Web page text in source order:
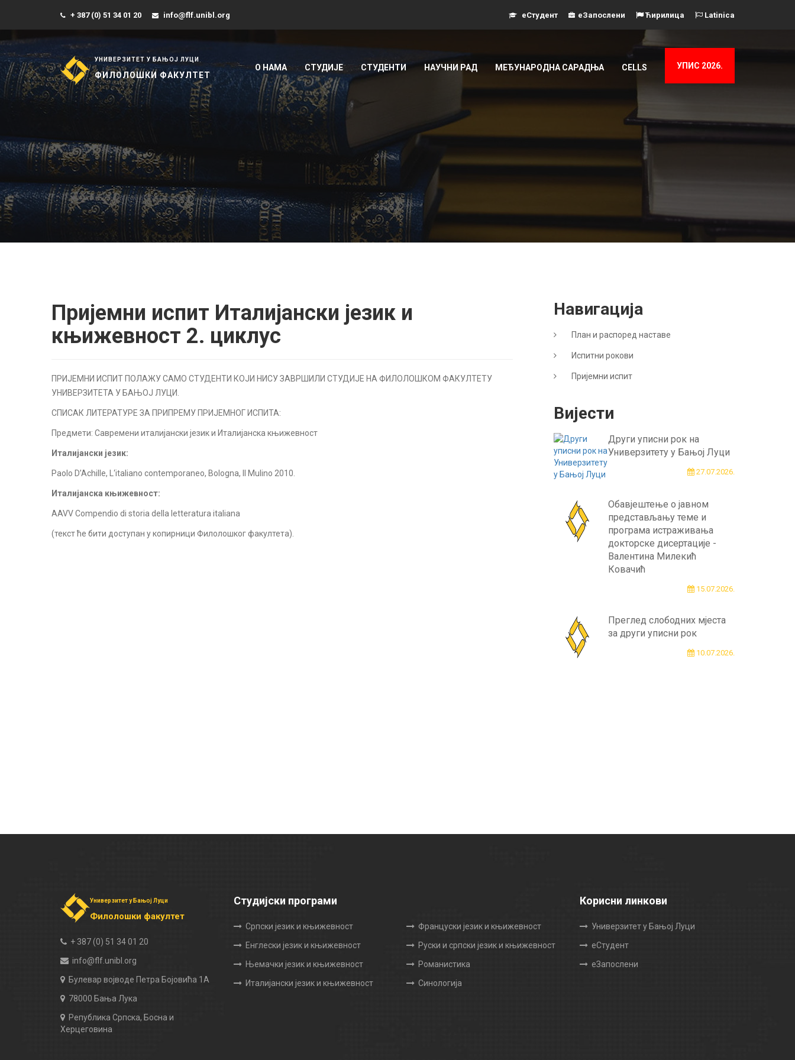
+ 387 (0) 51 34 01 20 info@flf.unibl.org еСтудент еЗапослени Ћирилица Latinica
УНИВЕРЗИТЕТ У БАЊОЈ ЛУЦИ
ФИЛОЛОШКИ ФАКУЛТЕТ
О НАМА СТУДИЈЕ СТУДЕНТИ НАУЧНИ РАД МЕЂУНАРОДНА САРАДЊА CELLS УПИС 2026.
Пријемни испит Италијански језик и
књижевност 2. циклус
ПРИЈЕМНИ ИСПИТ ПОЛАЖУ САМО СТУДЕНТИ КОЈИ НИСУ ЗАВРШИЛИ СТУДИЈЕ НА ФИЛОЛОШКОМ ФАКУЛТЕТУ
УНИВЕРЗИТЕТА У БАЊОЈ ЛУЦИ.
СПИСАК ЛИТЕРАТУРЕ ЗА ПРИПРЕМУ ПРИЈЕМНОГ ИСПИТА:
Предмети: Савремени италијански језик и Италијанска књижевност
Италијански језик:
Paolo D’Achille, L‘italiano contemporaneo, Bologna, Il Mulino 2010.
Италијанска књижевност:
AAVV Compendio di storia della letteratura italiana
(текст ће бити доступан у копирници Филолошког факултета).
Навигација
План и распоред наставе
Испитни рокови
Пријемни испит
Вијести
Други уписни рок на
Универзитету у Бањој Луци
27.07.2026.
Обавјештење о јавном
представљању теме и
програма истраживања
докторске дисертације -
Валентина Милекић
Ковачић
15.07.2026.
Преглед слободних мјеста
за други уписни рок
10.07.2026.
Универзитет у Бањој Луци
Филолошки факултет
+ 387 (0) 51 34 01 20
info@flf.unibl.org
Булевар војводе Петра Бојовића 1А
78000 Бања Лука
Република Српска, Босна и
Херцеговина
Студијски програми
Српски језик и књижевност
Енглески језик и књижевност
Њемачки језик и књижевност
Италијански језик и књижевност
Француски језик и књижевност
Руски и српски језик и књижевност
Романистика
Синологија
Корисни линкови
Универзитет у Бањој Луци
еСтудент
еЗапослени